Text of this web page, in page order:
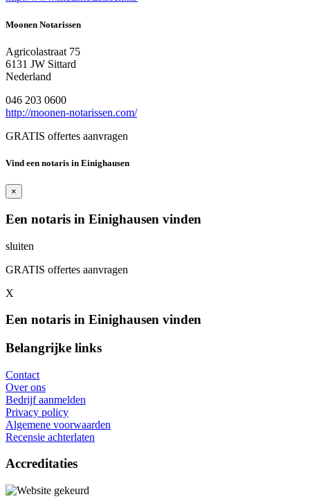
Moonen Notarissen
Agricolastraat 75
6131 JW Sittard
Nederland
046 203 0600
http://moonen-notarissen.com/
GRATIS offertes aanvragen
Vind een notaris in Einighausen
×
Een notaris in Einighausen vinden
sluiten
GRATIS offertes aanvragen
X
Een notaris in Einighausen vinden
Belangrijke links
Contact
Over ons
Bedrijf aanmelden
Privacy policy
Algemene voorwaarden
Recensie achterlaten
Accreditaties